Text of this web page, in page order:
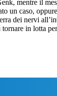
mentre il
un caso,
dei nervi
in lotta